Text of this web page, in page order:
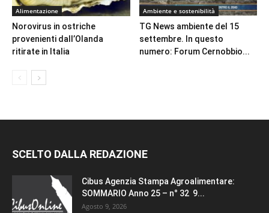
Alimentazione
Norovirus in ostriche
provenienti dall’Olanda
ritirate in Italia
Ambiente e sostenibilità
TG News ambiente del 15
settembre. In questo
numero: Forum Cernobbio...
SCELTO DALLA REDAZIONE
Cibus Agenzia Stampa Agroalimentare:
SOMMARIO Anno 25 – n° 32 9...
Agosto 9, 2026